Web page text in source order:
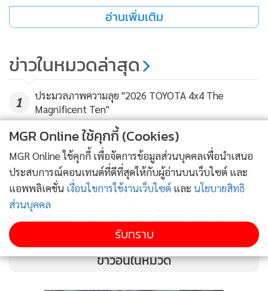
กลุ่มผู้ผลิตที่ใช้กลยุทธ์ควบคู่ (Dual-Strategy Manufacturers)
อ่านเพิ่มเติม
ข่าวในหมวดล่าสุด
1
ประมวลภาพความลุย "2026 TOYOTA 4x4 The
Magnificent Ten"
2
3
รู้จัก Hongqi แบรนด์รถหรูจีนที่เกิดมาเพื่อผู้นำประเทศ
พร้อมเปิดแบรนด์ในไทย
4
32% อาจจะถึงขั้นปิดแบรนด์ลา
ข่าวอื่นในหมวด
MGR Online ใช้คุกกี้ (Cookies)
MGR Online ใช้คุกกี้ เพื่อจัดการข้อมูลส่วนบุคคลเพื่อนำเสนอ
ประสบการณ์คอนเทนต์ที่ดีที่สุดให้กับผู้อ่านบนเว็บไซต์ และ
แอพพลิเคชั่น เงื่อนไขการใช้งานเว็บไซต์ และ นโยบายสิทธิ
ส่วนบุคคล
รับทราบ